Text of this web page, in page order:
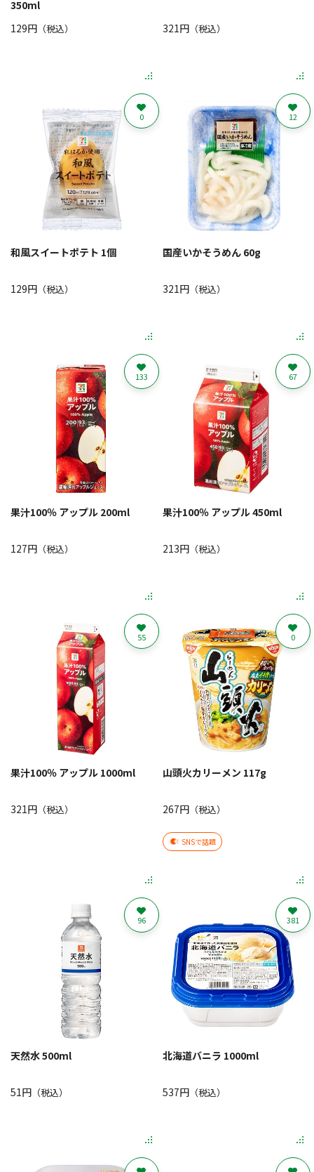
350ml
129円 （税込） 321円（税込）
和風スイートポテト 1個
129円 （税込）
0
国産いかそうめん 60g
321円（税込）
12
果汁100％ アップル 200ml
127円 （税込）
133
果汁100％ アップル 450ml
213円（税込）
67
果汁100％ アップル 1000ml
321円 （税込）
55
山頭火カリーメン 117g
267円（税込）
SNSで話題
0
天然水 500ml
51円 （税込）
96
北海道バニラ 1000ml
537円（税込）
381